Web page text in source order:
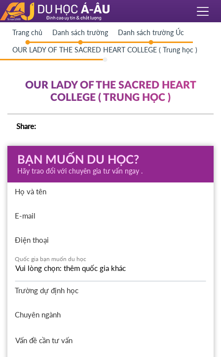
Trang chủ Danh sách trường Danh sách trường Úc
OUR LADY OF THE SACRED HEART COLLEGE ( Trung học )
OUR LADY OF THE SACRED HEART
COLLEGE ( TRUNG HỌC )
Share:
BẠN MUỐN DU HỌC?
Hãy trao đổi với chuyên gia tư vấn ngay .
Họ và tên
E-mail
Điện thoại
Quốc gia bạn muốn du học
Trường dự định học
Chuyên ngành